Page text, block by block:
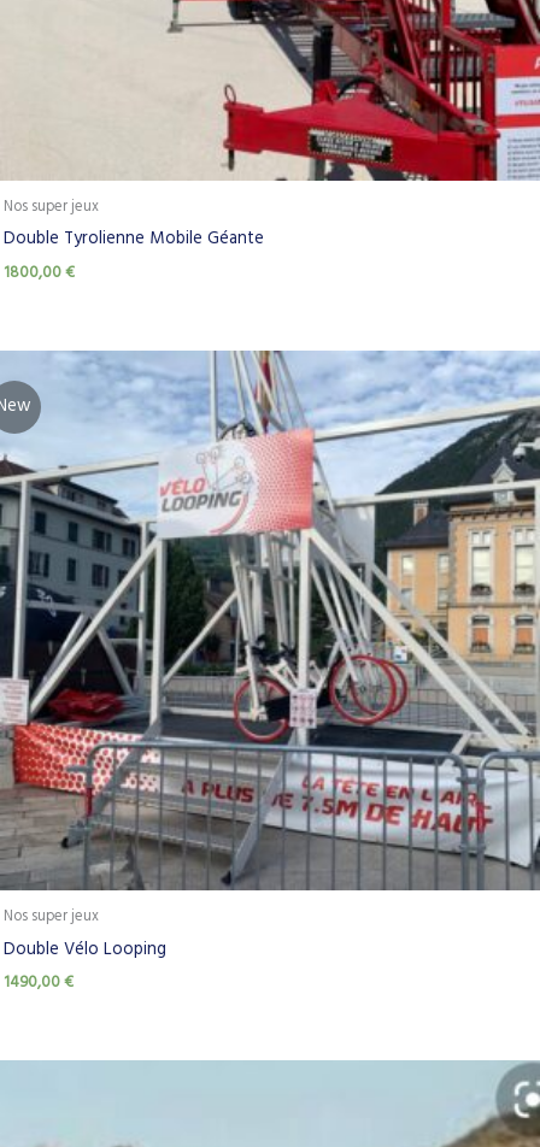
Nos super jeux
Double Tyrolienne Mobile Géante
1800,00€
Nos super jeux
Double Vélo Looping
1490,00€